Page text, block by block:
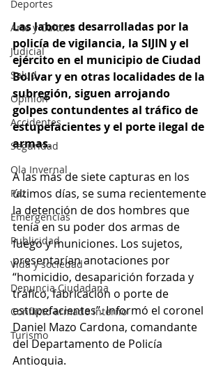
Deportes
Arte y Cultura
Judicial
Salud
Opinión
Accidentes
Seguridad
Ola Invernal
Paz
Emergencias
Publicidad
Vida y sociedad
Denuncia Ciudadana
Conflicto armado interno
Turismo
Las labores desarrolladas por la
policía de vigilancia, la SIJIN y el
ejército en el municipio de Ciudad
Bolívar y en otras localidades de la
subregión, siguen arrojando
golpes contundentes al tráfico de
estupefacientes y el porte ilegal de
armas.
A las más de siete capturas en los
últimos días, se suma recientemente
la detención de dos hombres que
tenía en su poder dos armas de
fuego y municiones. Los sujetos,
presentarían anotaciones por
“homicidio, desaparición forzada y
tráfico, fabricación o porte de
estupefacientes”. Informó el coronel
Daniel Mazo Cardona, comandante
del Departamento de Policía
Antioquia.